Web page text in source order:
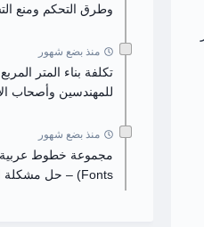
وطرق التحكم ومنع
منذ بضع شهور
للمهندسين وأصحاب
منذ بضع شهور
Fonts) – حل مشكلة اللغة العربية في الكاد